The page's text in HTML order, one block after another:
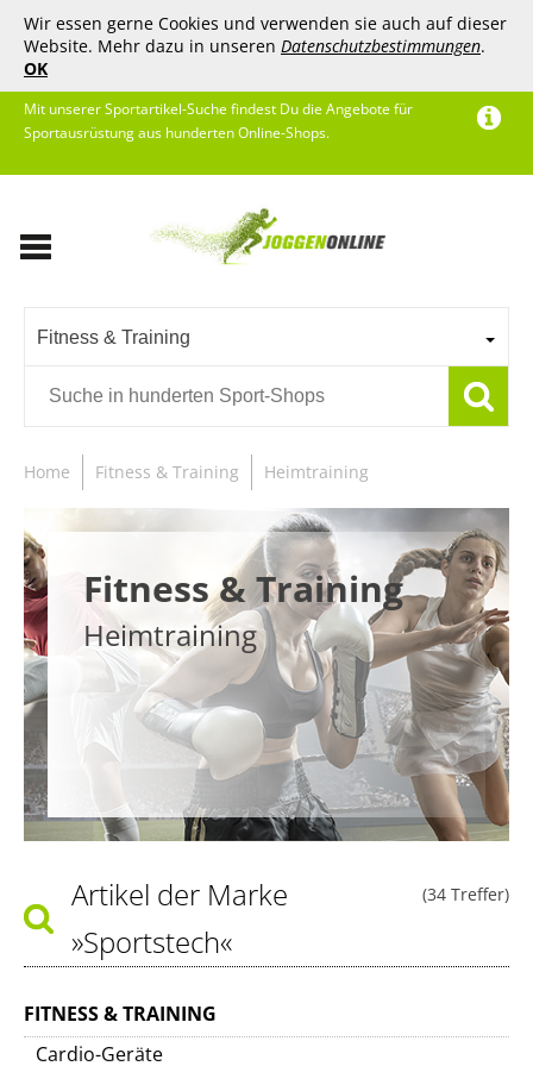
Wir essen gerne Cookies und verwenden sie auch auf dieser
Website. Mehr dazu in unseren Datenschutzbestimmungen.
OK
Mit unserer Sportartikel-Suche findest Du die Angebote für
Sportausrüstung aus hunderten Online-Shops.
Fitness & Training
Home Fitness & Training Heimtraining
Fitness & Training
Heimtraining
(34 Treffer)
Artikel der Marke
»Sportstech«
FITNESS & TRAINING
Cardio-Geräte